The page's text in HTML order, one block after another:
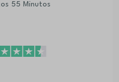
55 Minutos